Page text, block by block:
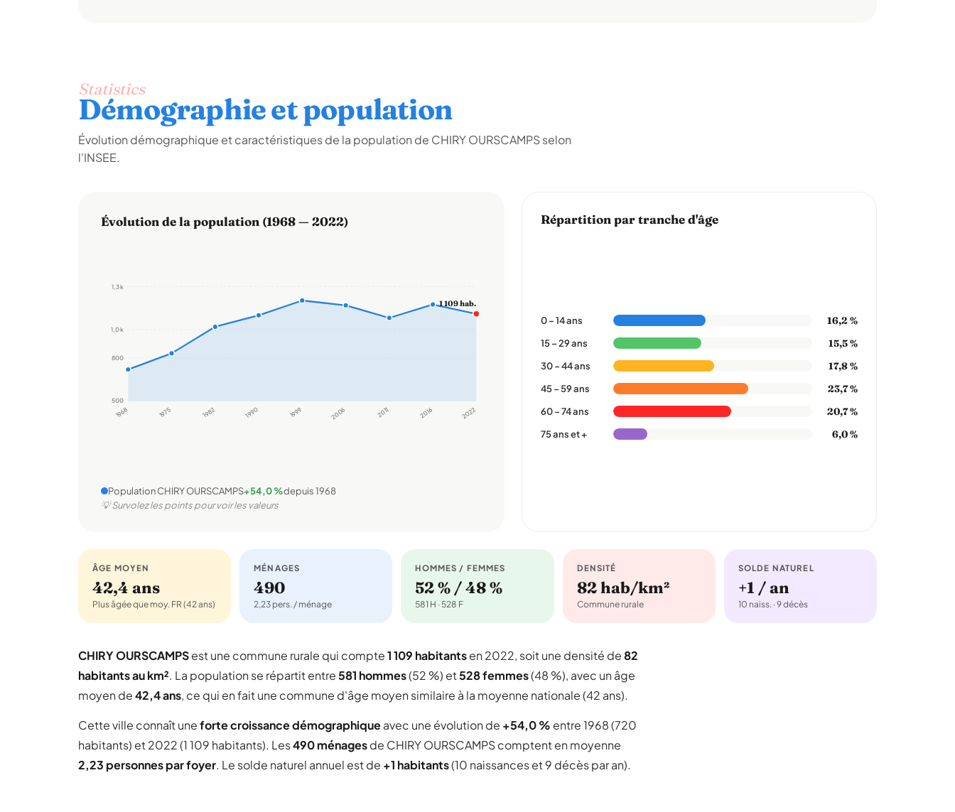
Statistics
Démographie et population
Évolution démographique et caractéristiques de la population de CHIRY OURSCAMPS selon
l'INSEE.
Évolution de la population (1968 — 2022)
500
800
1,0 k
1,3 k
1968 1975 1982 1990 1999 2006 2011 2016 2022
1 109 hab.
Population CHIRY OURSCAMPS+54,0 %depuis 1968
💡 Survolez les points pour voir les valeurs
Répartition par tranche d'âge
0 – 14 ans 16,2 %
15 – 29 ans 15,5 %
30 – 44 ans 17,8 %
45 – 59 ans 23,7 %
60 – 74 ans 20,7 %
75 ans et + 6,0 %
ÂGE MOYEN
42,4 ans
Plus âgée que moy. FR (42 ans)
MÉNAGES
490
2,23 pers. / ménage
HOMMES / FEMMES
52 % / 48 %
581 H · 528 F
DENSITÉ
82 hab/km²
Commune rurale
SOLDE NATUREL
+1 / an
10 naiss. · 9 décès
CHIRY OURSCAMPSest une commune rurale qui compte1 109 habitantsen 2022, soit une densité de82
habitants au km². La population se répartit entre581 hommes(52 %) et528 femmes(48 %), avec un âge
moyen de42,4 ans, ce qui en fait une commune d'âge moyen similaire à la moyenne nationale (42 ans).
Cette ville connaît uneforte croissance démographiqueavec une évolution de +54,0 % entre 1968 (720
habitants) et 2022 (1 109 habitants). Les490 ménagesde CHIRY OURSCAMPS comptent en moyenne
2,23 personnes par foyer. Le solde naturel annuel est de +1 habitants(10 naissances et 9 décès par an).